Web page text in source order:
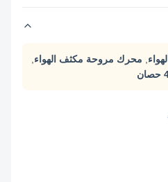
,محرك مروحة مكثف الهواء